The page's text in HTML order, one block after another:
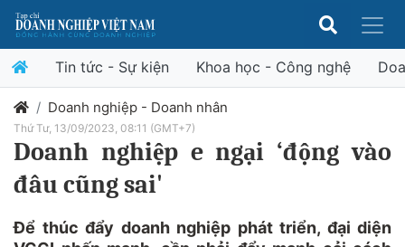
Tin tức - Sự kiện Khoa học - Công nghệ
Doanh nghiệp - Doanh nhân
Thứ Tư, 13/09/2023, 08:11 (GMT+7)
Doanh nghiệp e ngại ‘động vào
đâu cũng sai'
Để thúc đẩy doanh nghiệp phát triển, đại diện